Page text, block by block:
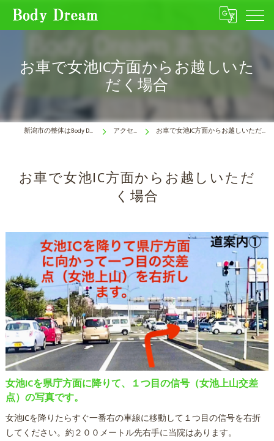
お車で女池IC方面からお越しいた
だく場合
新潟市の整体はBody Dream アクセス お車で女池IC方面からお越しいただく場合
お車で女池IC方面からお越しいただ
く場合
女池ICを県庁方面に降りて、１つ目の信号（女池上山交差
点）の写真です。
女池ICを降りたらすぐ一番右の車線に移動して１つ目の信号を右折
してください。約２００メートル先右手に当院はあります。